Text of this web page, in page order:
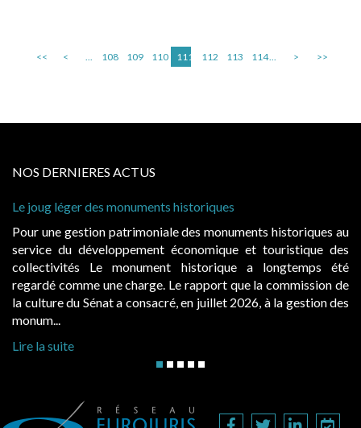
<< < ... 108 109 110 111 112 113 114... > >>
NOS DERNIERES ACTUS
monuments historiques au
et touristique des
a longtemps été
que la commission de
juillet 2026, à la gestion des
Cabines de plage : le juge admet
Evocatrices des bains de mer,
également un beau sujet
public, elles donnent lieu au
d’occupation. Saisies par des